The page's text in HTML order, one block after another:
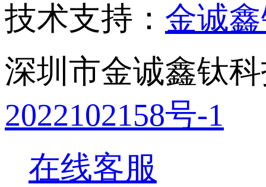
技术支持： 金诚
深圳市金诚鑫钛
2022102158号-1
在线客服